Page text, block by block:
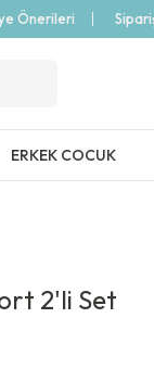
Önerileri
ERKEK COCUK
2'li Set